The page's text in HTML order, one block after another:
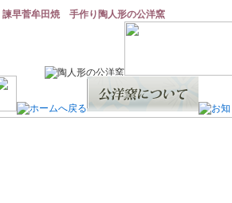
諫早菅牟田焼 手作り陶人形の公洋窯